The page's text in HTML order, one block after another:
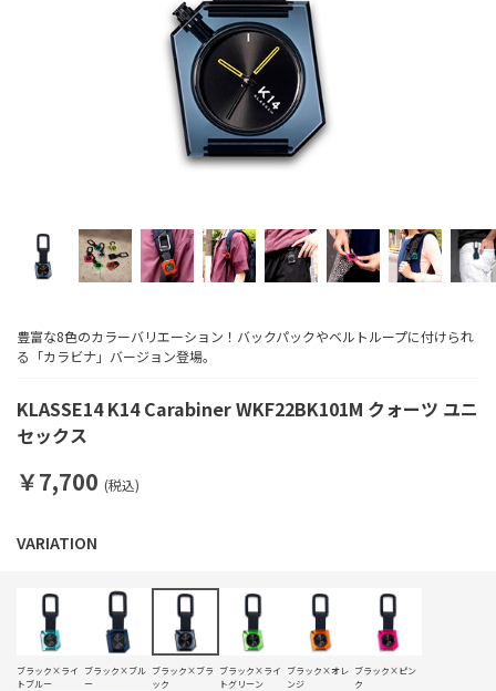
KLASSE14 K14 Carabiner WKF22BK101M クォーツ ユニ
セックス
豊富な8色のカラーバリエーション！バックパックやベルトループに付けられ
る「カラビナ」バージョン登場。
￥7,700 (税込)
ブラック×ライ
トブルー
ブラック×ブル
ー
ブラック×ブラ
ック
ブラック×ライ
トグリーン
ブラック×オレ
ンジ
ブラック×ピン
ク